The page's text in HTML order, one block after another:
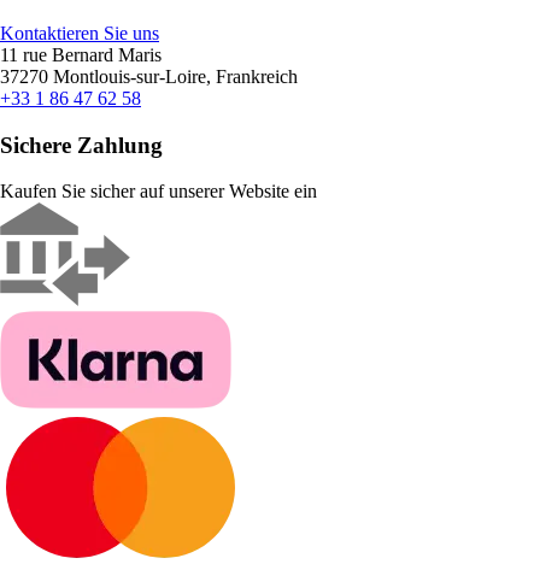
Kontaktieren Sie uns
11 rue Bernard Maris
37270 Montlouis-sur-Loire, Frankreich
+33 1 86 47 62 58
Sichere Zahlung
Kaufen Sie sicher auf unserer Website ein